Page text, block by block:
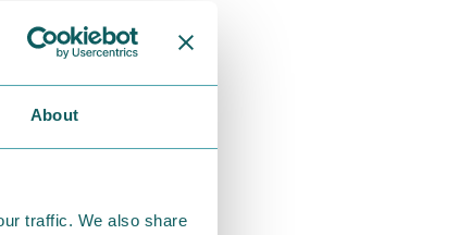
About
traffic. We also share